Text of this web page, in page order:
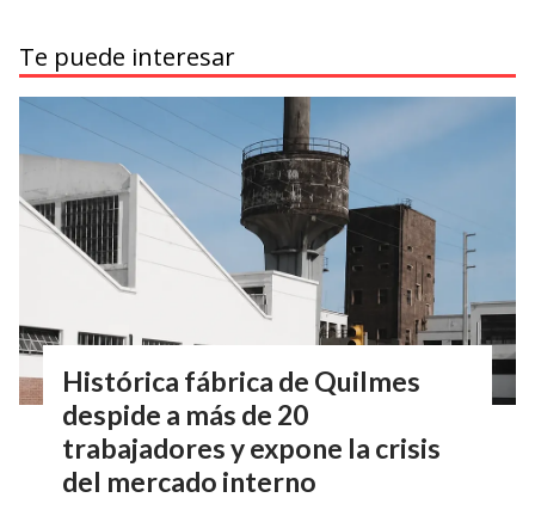
Te puede interesar
Histórica fábrica de Quilmes
despide a más de 20
trabajadores y expone la crisis
del mercado interno